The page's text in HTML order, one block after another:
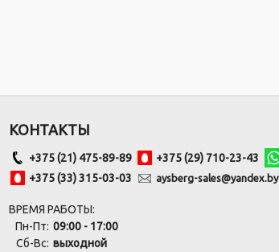
КОНТАКТЫ
+375 (21) 475-89-89
+375 (29) 710-23-43
+375 (33) 315-03-03
aysberg-sales@yandex.by
ВРЕМЯ РАБОТЫ:
Пн-Пт: 09:00 - 17:00
Сб-Вс: выходной